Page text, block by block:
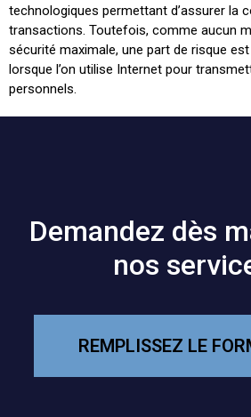
technologiques permettant d’assurer la
transactions. Toutefois, comme aucun
sécurité maximale, une part de risque
lorsque l’on utilise Internet pour
personnels.
Demandez dès
nos
REMPLISSEZ LE